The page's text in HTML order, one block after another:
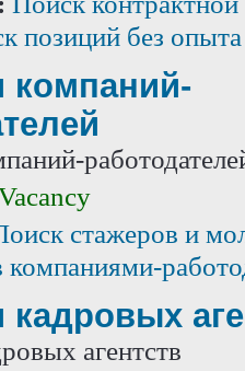
позиций без
компаний-
стажеров и
компаниями-
кадровых
агентств